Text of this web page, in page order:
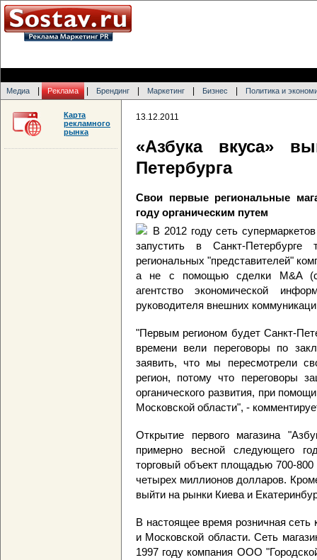
Медиа Реклама Брендинг Маркетинг Бизнес Политика и
13.12.2011
«Азбука вкуса»
Петербурга
Свои первые региональные
году органическим путем
В 2012 году сеть
запустить в Санкт-
региональных "представителей"
а не с помощью сделки M&A
агентство экономической
руководителя внешних
"Первым регионом будет Санкт-
времени вели переговоры по
заявить, что мы пересмотрели
регион, потому что переговоры
органического развития, при
Московской области", -
Открытие первого магазина
примерно весной следующего
торговый объект площадью 700-
четырех миллионов долларов.
выйти на рынки Киева и
В настоящее время розничная
и Московской области. Сеть
1997 году компания ООО
Карта
рекламного
рынка